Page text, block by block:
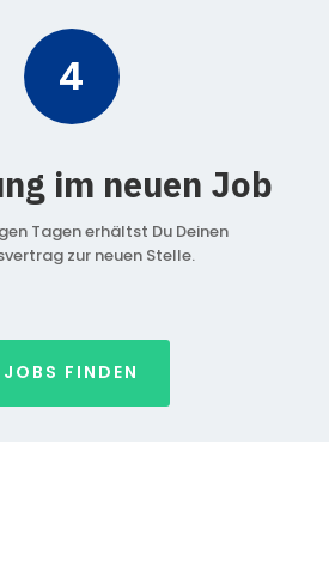
4
im neuen Job
Tagen erhältst Du Deinen
zur neuen Stelle.
JOBS FINDEN